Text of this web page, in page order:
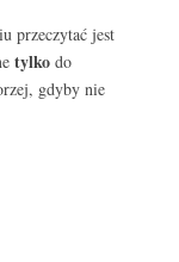
przeczytać jest
tylko do
gdyby nie